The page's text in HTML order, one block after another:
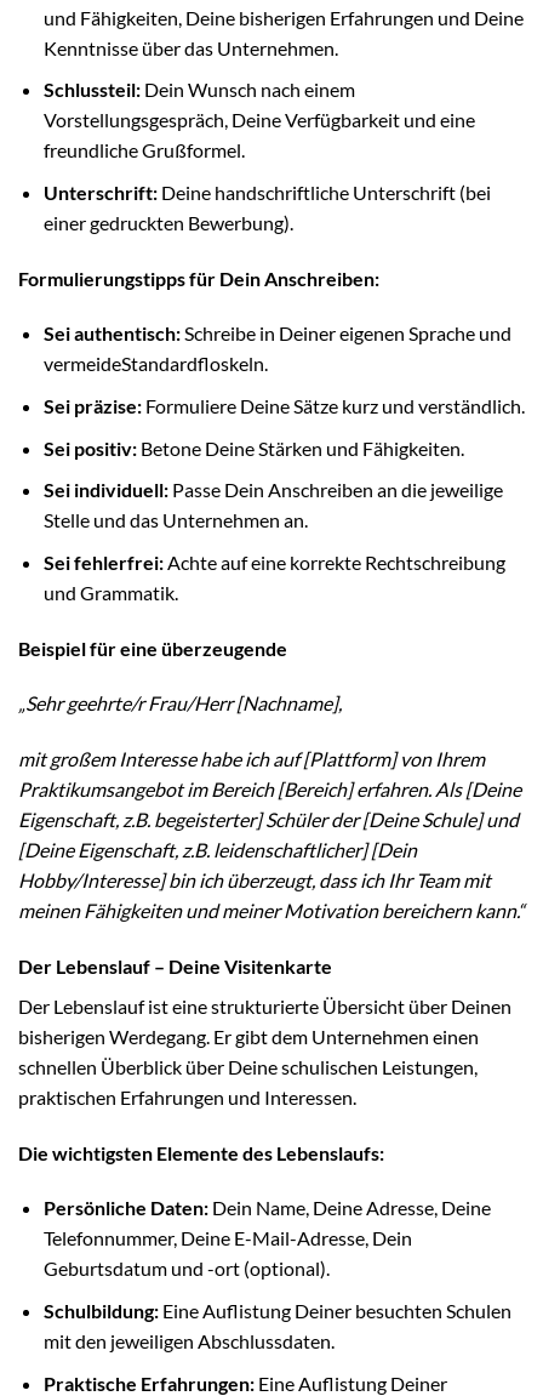
und Fähigkeiten, Deine bisherigen Erfahrungen und Deine
Kenntnisse über das Unternehmen.
Schlussteil:Dein Wunsch nach einem
Vorstellungsgespräch, Deine Verfügbarkeit und eine
freundliche Grußformel.
Unterschrift:Deine handschriftliche Unterschrift (bei
einer gedruckten Bewerbung).
Formulierungstipps für Dein Anschreiben:
Sei authentisch:Schreibe in Deiner eigenen Sprache und
vermeideStandardfloskeln.
Sei präzise:Formuliere Deine Sätze kurz und verständlich.
Sei positiv:Betone Deine Stärken und Fähigkeiten.
Sei individuell:Passe Dein Anschreiben an die jeweilige
Stelle und das Unternehmen an.
Sei fehlerfrei:Achte auf eine korrekte Rechtschreibung
und Grammatik.
Beispiel für eine überzeugende
„Sehr geehrte/r Frau/Herr [Nachname],
mit großem Interesse habe ich auf [Plattform] von Ihrem
Praktikumsangebot im Bereich [Bereich] erfahren. Als [Deine
Eigenschaft, z.B. begeisterter] Schüler der [Deine Schule] und
[Deine Eigenschaft, z.B. leidenschaftlicher] [Dein
Hobby/Interesse] bin ich überzeugt, dass ich Ihr Team mit
meinen Fähigkeiten und meiner Motivation bereichern kann.“
Der Lebenslauf – Deine Visitenkarte
Der Lebenslauf ist eine strukturierte Übersicht über Deinen
bisherigen Werdegang. Er gibt dem Unternehmen einen
schnellen Überblick über Deine schulischen Leistungen,
praktischen Erfahrungen und Interessen.
Die wichtigsten Elemente des Lebenslaufs:
Persönliche Daten:Dein Name, Deine Adresse, Deine
Telefonnummer, Deine E-Mail-Adresse, Dein
Geburtsdatum und -ort (optional).
Schulbildung:Eine Auflistung Deiner besuchten Schulen
mit den jeweiligen Abschlussdaten.
Praktische Erfahrungen:Eine Auflistung Deiner